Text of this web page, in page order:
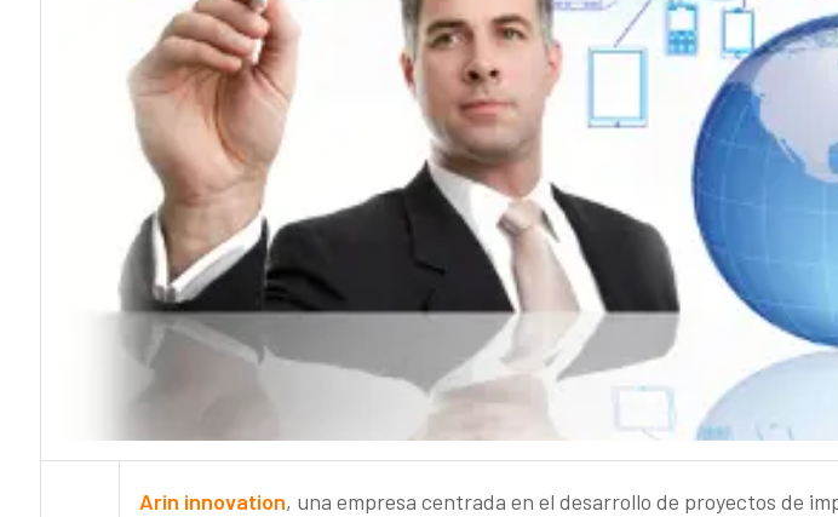
Arin innovation, una empresa centrada en el desarrollo de proyectos de